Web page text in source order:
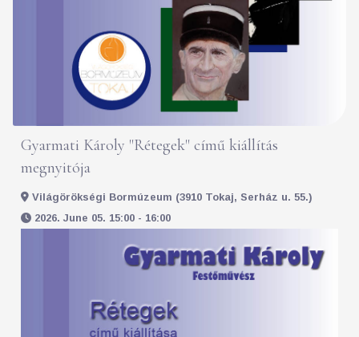
Gyarmati Károly "Rétegek" című kiállítás
megnyitója
Világörökségi Bormúzeum (3910 Tokaj, Serház u. 55.)
2026. June 05. 15:00 - 16:00